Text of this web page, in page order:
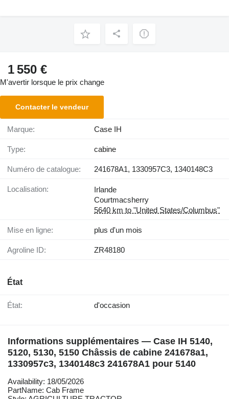
1 550 €
M'avertir lorsque le prix change
Contacter le vendeur
Marque: Case IH
Type: cabine
Numéro de catalogue: 241678A1, 1330957C3, 1340148C3
Localisation:
Irlande
Courtmacsherry
5640 km to "United States/Columbus"
Mise en ligne: plus d'un mois
Agroline ID: ZR48180
État
État: d'occasion
Informations supplémentaires — Case IH 5140,
5120, 5130, 5150 Châssis de cabine 241678a1,
1330957c3, 1340148c3 241678A1 pour 5140
Availability: 18/05/2026
PartName: Cab Frame